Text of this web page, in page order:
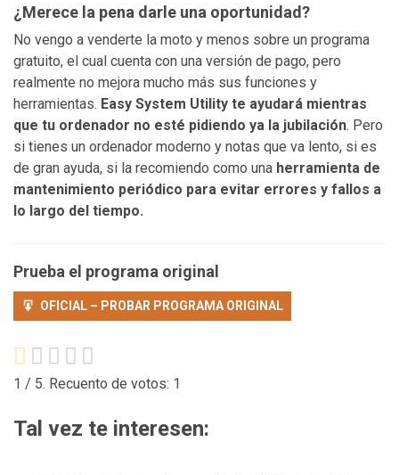
¿Merece la pena darle una oportunidad?
No vengo a venderte la moto y menos sobre un programa
gratuito, el cual cuenta con una versión de pago, pero
realmente no mejora mucho más sus funciones y
herramientas. Easy System Utility te ayudará mientras
que tu ordenador no esté pidiendo ya la jubilación. Pero
si tienes un ordenador moderno y notas que va lento, si es
de gran ayuda, si la recomiendo como una herramienta de
mantenimiento periódico para evitar errores y fallos a
lo largo del tiempo.
Prueba el programa original
OFICIAL – PROBAR PROGRAMA ORIGINAL
1 / 5. Recuento de votos: 1
Tal vez te interesen: